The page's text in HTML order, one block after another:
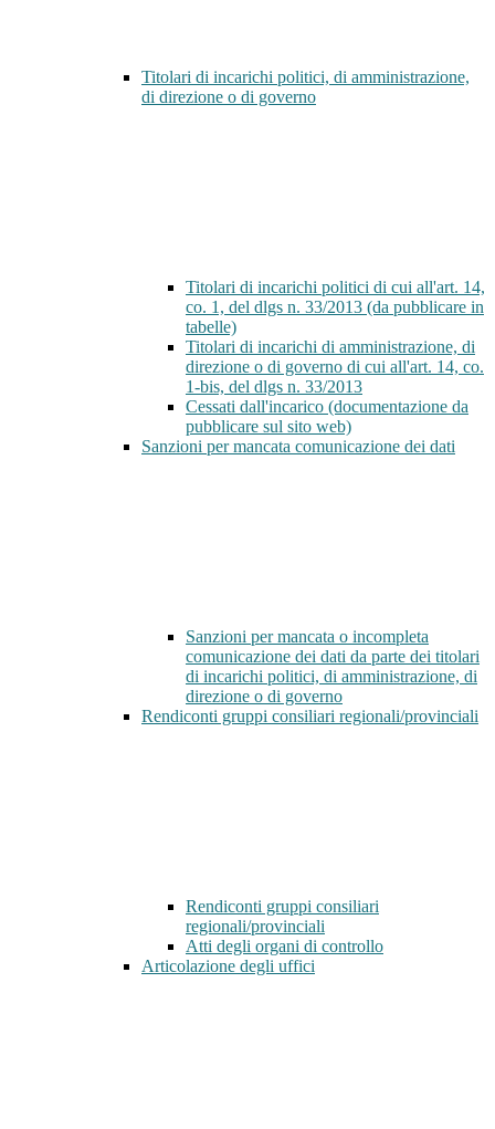
Titolari di incarichi politici, di amministrazione,
di direzione o di governo
Titolari di incarichi politici di cui all'art. 14,
co. 1, del dlgs n. 33/2013 (da pubblicare in
tabelle)
Titolari di incarichi di amministrazione, di
direzione o di governo di cui all'art. 14, co.
1-bis, del dlgs n. 33/2013
Cessati dall'incarico (documentazione da
pubblicare sul sito web)
Sanzioni per mancata comunicazione dei dati
Sanzioni per mancata o incompleta
comunicazione dei dati da parte dei titolari
di incarichi politici, di amministrazione, di
direzione o di governo
Rendiconti gruppi consiliari regionali/provinciali
Rendiconti gruppi consiliari
regionali/provinciali
Atti degli organi di controllo
Articolazione degli uffici